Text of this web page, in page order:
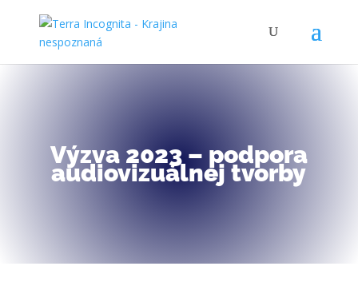
Výzva 2023 – podpora
audiovizuálnej tvorby